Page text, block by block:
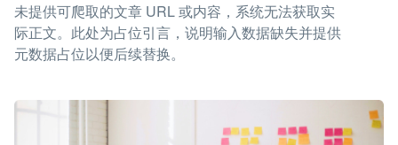
未提供可爬取的文章 URL 或内容，系统无法获取实
际正文。此处为占位引言，说明输入数据缺失并提供
元数据占位以便后续替换。